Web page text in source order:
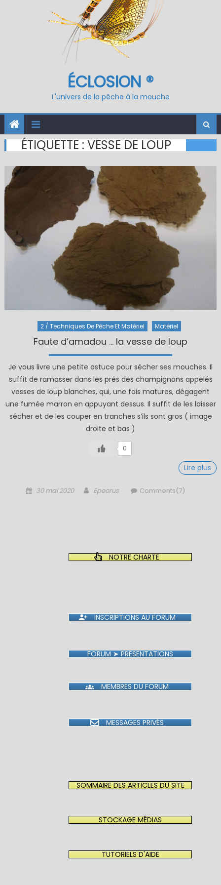
ÉCLOSION ®
L'univers de la pêche à la mouche
ÉTIQUETTE :VESSE DE LOUP
2 / Techniques De Pêche Et Matériel Matériel
Faute d’amadou … la vesse de loup
Je vous livre une petite astuce pour sécher ses mouches. Il
suffit de ramasser dans les prés des champignons appelés
vesses de loup blanches, qui, une fois matures, dégagent
une fumée marron en appuyant dessus. Il suffit de les laisser
sécher et de les couper en tranches s’ils sont gros ( image
droite et bas )
0
Lire plus
Posted
30 mai 2020 Author
Epeorus Comments(7)
NOTRE CHARTE
INSCRIPTIONS AU FORUM
FORUM ➤ PRÉSENTATIONS
MEMBRES DU FORUM
MESSAGES PRIVÉS
SOMMAIRE DES ARTICLES DU SITE
STOCKAGE MÉDIAS
TUTORIELS D'AIDE